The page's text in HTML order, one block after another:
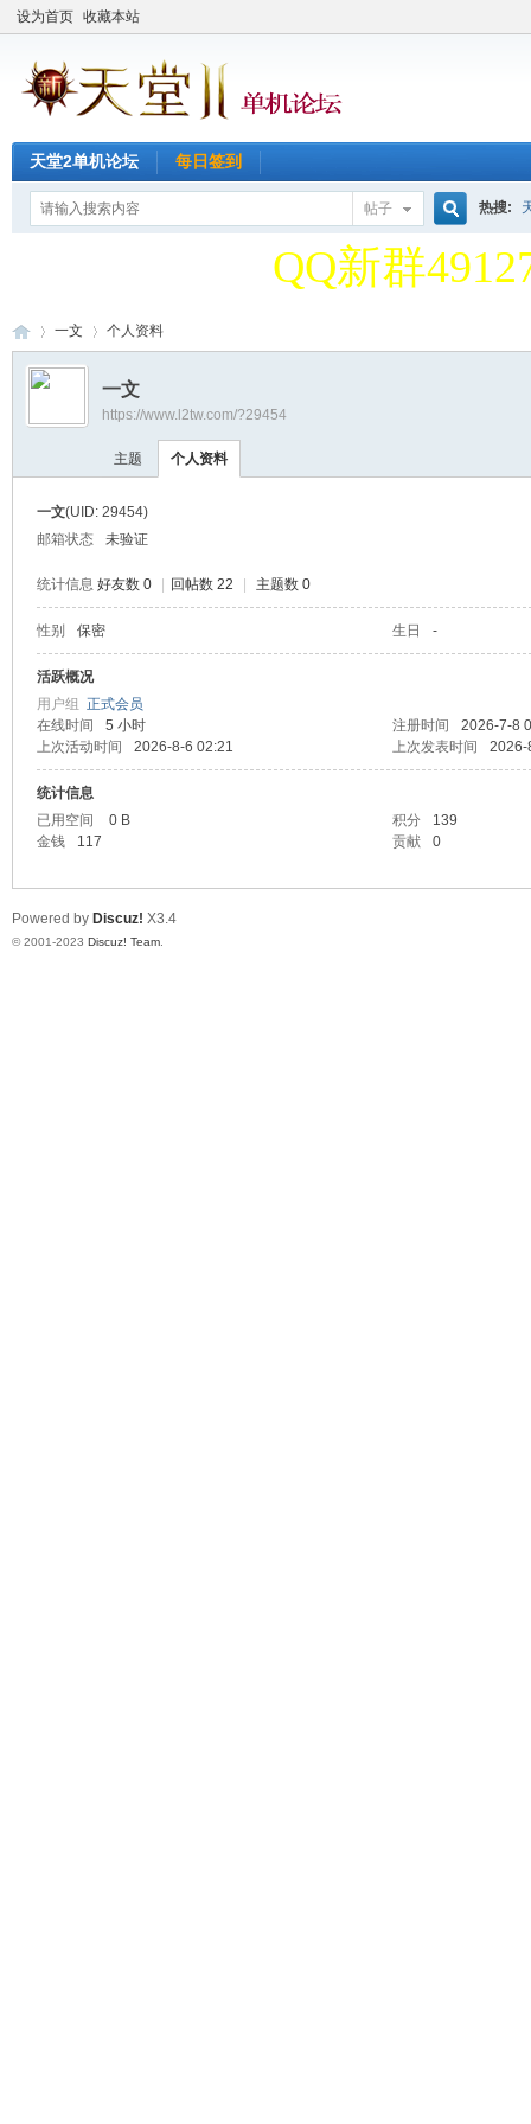
设为首页 收藏本站
天堂2单机论坛 每日签到
帖子 热搜:
天堂2单机
QQ新群
天堂2单机
QQ新群
›
一文
›
个人资料
一文
https://www.l2tw.com/?29454
主题 个人资料
一文(UID: 29454)
邮箱状态
未验证
统计信息 好友数 0 回帖数 22 主题数 0
性别 保密 生日 -
活跃概况
用户组 正式会员
在线时间
5 小时 注册时间
2026-7-8
上次活动时间
2026-8-6 02:21 上次发表时间 2026-
统计信息
已用空间
0 B 积分
139
金钱
117 贡献 0
Powered by Discuz! X3.4
© 2001-2023 Discuz! Team